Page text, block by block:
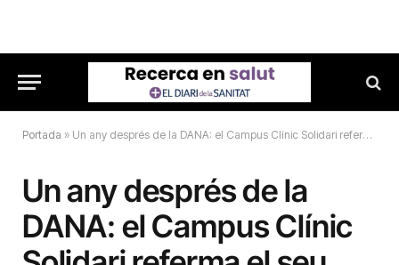
Portada » Un any després de la DANA: el Campus Clínic Solidari referma el seu compromís amb les víctimes i agraeix la tasca de les persones voluntàries
Un any després de la
DANA: el Campus Clínic